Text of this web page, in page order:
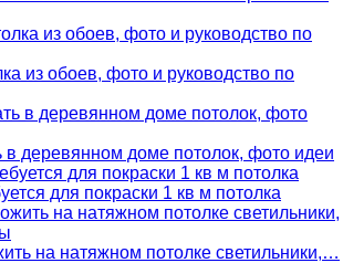
из обоев, фото и руководство по
в деревянном доме потолок, фото идеи
для покраски 1 кв м потолка
на натяжном потолке светильники,…